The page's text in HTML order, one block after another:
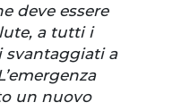
deve essere
a tutti i
a
un nuovo